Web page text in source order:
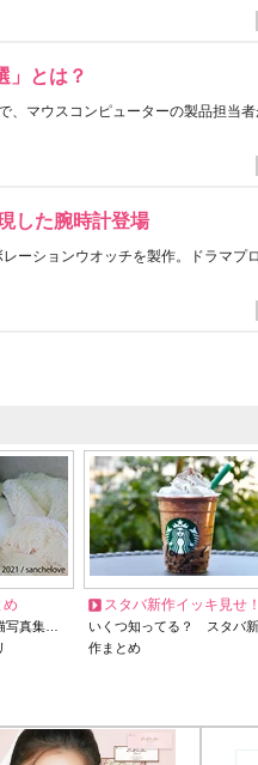
」とは？
、マウスコンピューターの製品担当者
した腕時計登場
ーションウオッチを製作。ドラマプ
め
写真集…
スタバ新作イッキ見せ！
いくつ知ってる？ スタバ新
作まとめ